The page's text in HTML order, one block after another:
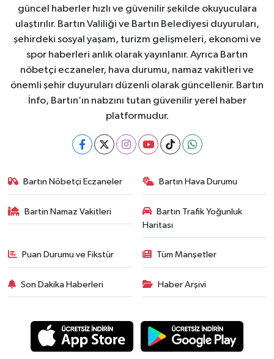
güncel haberler hızlı ve güvenilir şekilde okuyuculara
ulaştırılır. Bartın Valiliği ve Bartın Belediyesi duyuruları,
şehirdeki sosyal yaşam, turizm gelişmeleri, ekonomi ve
spor haberleri anlık olarak yayınlanır. Ayrıca Bartın
nöbetçi eczaneler, hava durumu, namaz vakitleri ve
önemli şehir duyuruları düzenli olarak güncellenir. Bartın
İnfo, Bartın’ın nabzını tutan güvenilir yerel haber
platformudur.
Bartın Nöbetçi Eczaneler Bartın Hava Durumu
Bartin Namaz Vakitleri
Bartın Trafik Yoğunluk
Haritası
Puan Durumu ve Fikstür Tüm Manşetler
Son Dakika Haberleri Haber Arşivi